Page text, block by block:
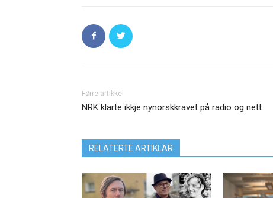
Førre artikkel
NRK klarte ikkje nynorskkravet på radio og nett
RELATERTE ARTIKLAR